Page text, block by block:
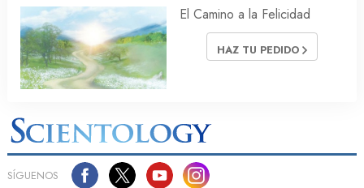
El Camino a la Felicidad
HAZ TU PEDIDO
SÍGUENOS